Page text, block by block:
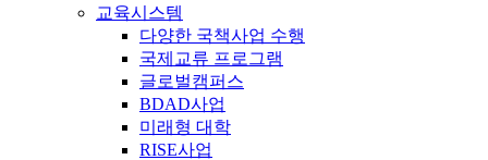
교육시스템
다양한 국책사업 수행
국제교류 프로그램
글로벌캠퍼스
BDAD사업
미래형 대학
RISE사업